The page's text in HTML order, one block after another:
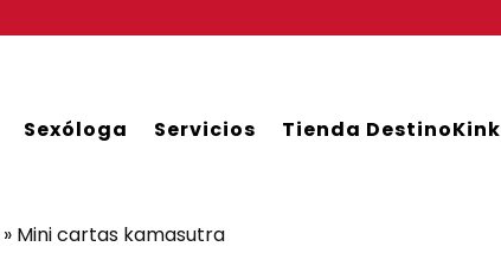
Sexóloga Servicios Tienda DestinoKink
» Mini cartas kamasutra